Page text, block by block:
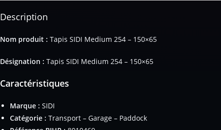
Description
Nom produit : Tapis SIDI Medium 254 – 150×65
Désignation : Tapis SIDI Medium 254 – 150×65
Caractéristiques
Marque : SIDI
Catégorie : Transport – Garage – Paddock